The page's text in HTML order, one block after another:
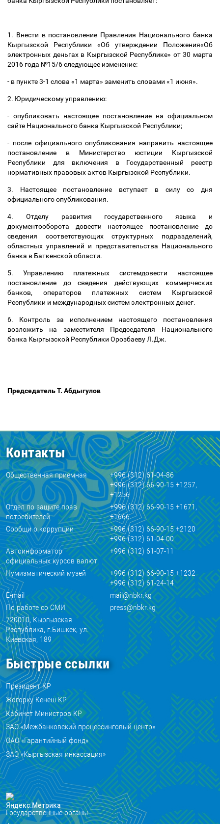
1. Внести в постановление Правления Национального банка
Кыргызской Республики «Об утверждении Положения«Об
электронных деньгах в Кыргызской Республике» от 30 марта
2016 года №15/6 следующее изменение:
- в пункте 3-1 слова «1 марта» заменить словами «1 июня».
2. Юридическому управлению:
- опубликовать настоящее постановление на официальном
сайте Национального банка Кыргызской Республики;
- после официального опубликования направить настоящее
постановление в Министерство юстиции Кыргызской
Республики для включения в Государственный реестр
нормативных правовых актов Кыргызской Республики.
3. Настоящее постановление вступает в силу со дня
официального опубликования.
4. Отделу развития государственного языка и
документооборота довести настоящее постановление до
сведения соответствующих структурных подразделений,
областных управлений и представительства Национального
банка в Баткенской области.
5. Управлению платежных системдовести настоящее
постановление до сведения действующих коммерческих
банков, операторов платежных систем Кыргызской
Республики и международных систем электронных денег.
6. Контроль за исполнением настоящего постановления
возложить на заместителя Председателя Национального
банка Кыргызской Республики Орозбаеву Л.Дж.
Председатель Т. Абдыгулов
Контакты
Общественная приемная
+996 (312) 61-04-86
+996 (312) 66-90-15 +1257,
+1256
Отдел по защите прав
потребителей
+996 (312) 66-90-15 +1671,
+1666
Сообщи о коррупции
+996 (312) 66-90-15 +2120
+996 (312) 61-04-00
Автоинформатор
официальных курсов валют
+996 (312) 61-07-11
Нумизматический музей
+996 (312) 66-90-15 +1232
+996 (312) 61-24-14
E-mail
mail@nbkr.kg
По работе со СМИ
press@nbkr.kg
720010, Кыргызская
Республика, г.Бишкек, ул.
Киевская, 189
Быстрые ссылки
Президент КР
Жогорку Кенеш КР
Кабинет Министров КР
ЗАО «Межбанковский процессинговый центр»
ОАО «Гарантийный фонд»
ЗАО «Кыргызская инкассация»
Государственные органы